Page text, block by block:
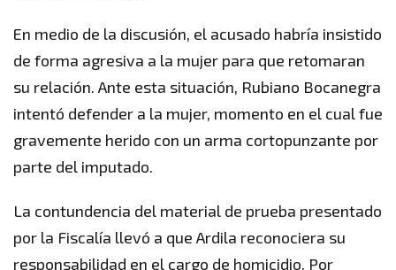
En medio de la discusión, el acusado habría insistido
de forma agresiva a la mujer para que retomaran
su relación. Ante esta situación, Rubiano Bocanegra
intentó defender a la mujer, momento en el cual fue
gravemente herido con un arma cortopunzante por
parte del imputado.
La contundencia del material de prueba presentado
por la Fiscalía llevó a que Ardila reconociera su
responsabilidad en el cargo de homicidio. Por